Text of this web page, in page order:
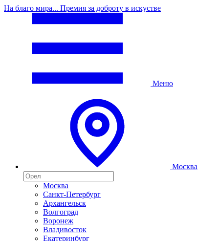
На благо мира... Премия за доброту в искустве
Меню
Москва
Москва
Санкт-Петербург
Архангельск
Волгоград
Воронеж
Владивосток
Екатеринбург